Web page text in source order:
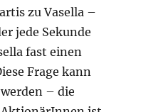
zu Vasella –
jede Sekunde
fast einen
Frage kann
– die